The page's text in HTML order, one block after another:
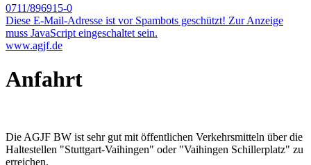
0711/896915-0
Diese E-Mail-Adresse ist vor Spambots geschützt! Zur Anzeige
muss JavaScript eingeschaltet sein.
www.agjf.de
Anfahrt
Die AGJF BW ist sehr gut mit öffentlichen Verkehrsmitteln über die
Haltestellen "Stuttgart-Vaihingen" oder "Vaihingen Schillerplatz" zu
erreichen.